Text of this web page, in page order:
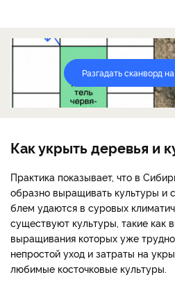
Разгадать сканворд
Как укрыть деревья и
Практика показывает, что в
образно выращивать культуры и
блем удаются в суровых
существуют культуры, такие как
выращивания которых уже трудно
непростой уход и затраты на
любимые косточковые культуры.